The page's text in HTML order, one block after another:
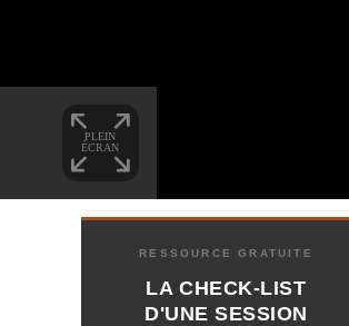
RESSOURCE GRATUITE
LA CHECK-LIST
D'UNE SESSION